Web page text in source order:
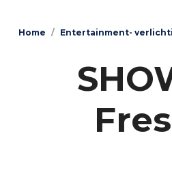
Home / Entertainment-